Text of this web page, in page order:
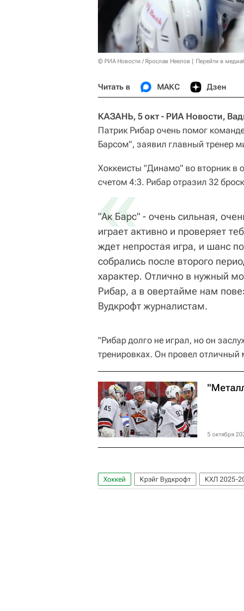
© РИА Новости / Ярослав Неелов Перейти в
Читать в МАКС Дзен
КАЗАНЬ, 5 окт - РИА Новости,
Патрик Рибар очень помог
Барсом", заявил главный тренер
Хоккеисты "Динамо" во вторник в
счетом 4:3. Рибар отразил 32
«
"Ак Барс" - очень сильная,
играет активно и проверяет
ждет непростая игра, и шанс
собрались после второго
характер. Отлично в нужный
Рибар, а в овертайме нам
Вудкрофт журналистам.
"Рибар долго не играл, но он
тренировках. Он провел
5 октября
Хоккей Крэйг Вудкрофт КХЛ 2025-